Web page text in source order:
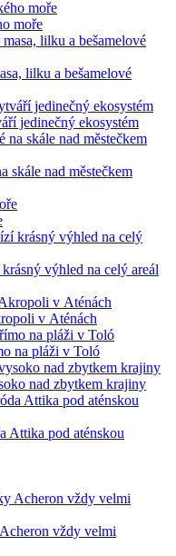
moře
lilku a bešamelové
jedinečný ekosystém
skále nad městečkem
výhled na celý areál
v Aténách
na pláži v Toló
nad zbytkem krajiny
Attika pod aténskou
vždy velmi